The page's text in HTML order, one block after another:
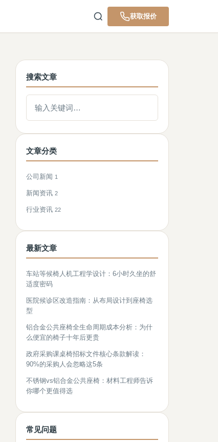
获取报价
搜索文章
文章分类
公司新闻 1
新闻资讯 2
行业资讯 22
最新文章
车站等候椅人机工程学设计：6小时久坐的舒
适度密码
医院候诊区改造指南：从布局设计到座椅选
型
铝合金公共座椅全生命周期成本分析：为什
么便宜的椅子十年后更贵
政府采购课桌椅招标文件核心条款解读：
90%的采购人会忽略这5条
不锈钢vs铝合金公共座椅：材料工程师告诉
你哪个更值得选
常见问题